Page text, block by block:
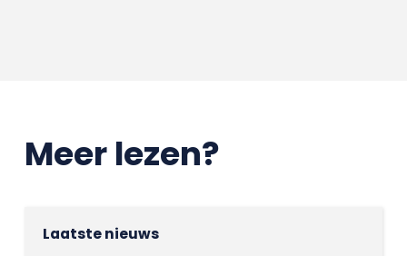
Meer lezen?
Laatste nieuws